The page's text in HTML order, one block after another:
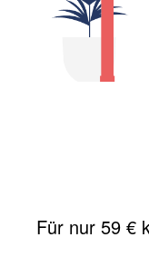
Für nur 59 €